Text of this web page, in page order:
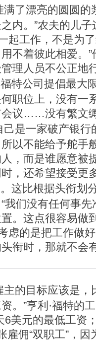
满了漂亮的圆圆
内。”农夫的儿子
起工作，不是为
不着彼此相爱。
理人员不公正地
特公司提倡最大
职位上，没有一
会议……没有繁文
己是一家破产银
以不能给予舵手
，而是谁愿意被
，还希望接受更
这比根据头衔划
我们没有任何事
。这点很容易做
虑的是把工作做
衔时，那就不会
主的目标应该是
。”亨利·福特的
6美元的最低工资
雇佣“双职工”，